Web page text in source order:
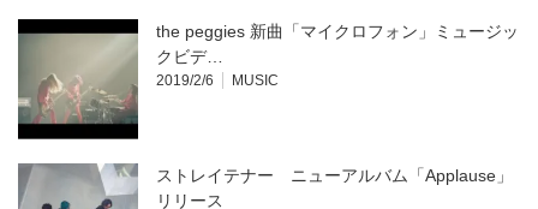
the peggies 新曲「マイクロフォン」ミュージッ
クビデ…
2019/2/6 MUSIC
ストレイテナー ニューアルバム「Applause」
リリース